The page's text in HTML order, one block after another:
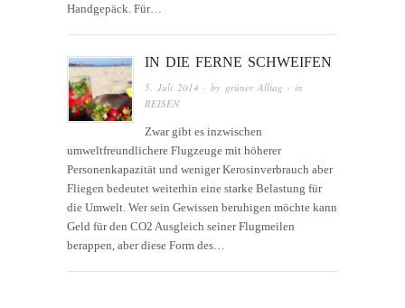
Handgepäck. Für…
IN DIE FERNE SCHWEIFEN
5. Juli 2014 · by grüner Alltag · in
REISEN
Zwar gibt es inzwischen
umweltfreundlichere Flugzeuge mit höherer
Personenkapazität und weniger Kerosinverbrauch aber
Fliegen bedeutet weiterhin eine starke Belastung für
die Umwelt. Wer sein Gewissen beruhigen möchte kann
Geld für den CO2 Ausgleich seiner Flugmeilen
berappen, aber diese Form des…